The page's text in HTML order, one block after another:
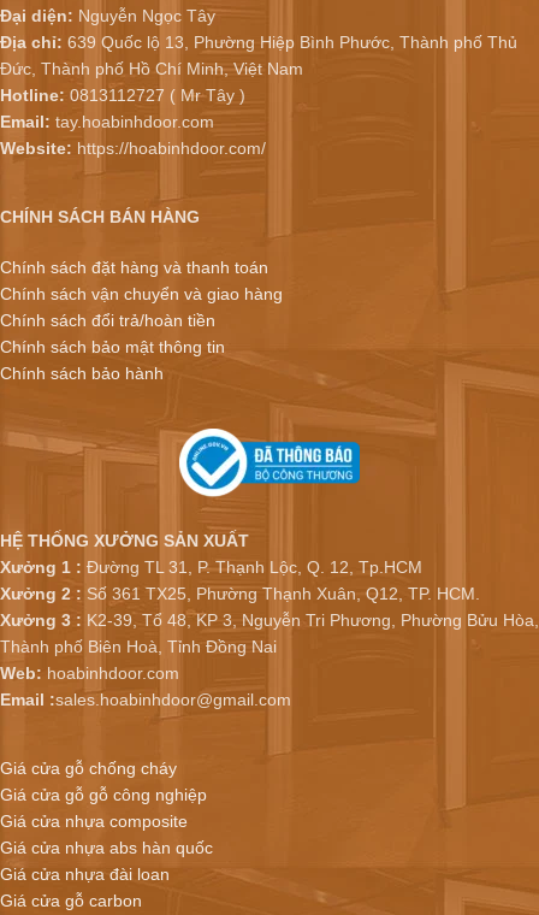
Đại diện: Nguyễn Ngọc Tây
Địa chỉ: 639 Quốc lộ 13, Phường Hiệp Bình Phước, Thành phố Thủ
Đức, Thành phố Hồ Chí Minh, Việt Nam
Hotline: 0813112727 ( Mr Tây )
Email: tay.hoabinhdoor.com
Website: https://hoabinhdoor.com/
CHÍNH SÁCH BÁN HÀNG
Chính sách đặt hàng và thanh toán
Chính sách vận chuyển và giao hàng
Chính sách đổi trả/hoàn tiền
Chính sách bảo mật thông tin
Chính sách bảo hành
HỆ THỐNG XƯỞNG SẢN XUẤT
Xưởng 1 : Đường TL 31, P. Thạnh Lộc, Q. 12, Tp.HCM
Xưởng 2 : Số 361 TX25, Phường Thạnh Xuân, Q12, TP. HCM.
Xưởng 3 : K2-39, Tổ 48, KP 3, Nguyễn Tri Phương, Phường Bửu Hòa,
Thành phố Biên Hoà, Tỉnh Đồng Nai
Web: hoabinhdoor.com
Email :sales.hoabinhdoor@gmail.com
Giá cửa gỗ chống cháy
Giá cửa gỗ gỗ công nghiệp
Giá cửa nhựa composite
Giá cửa nhựa abs hàn quốc
Giá cửa nhựa đài loan
Giá cửa gỗ carbon